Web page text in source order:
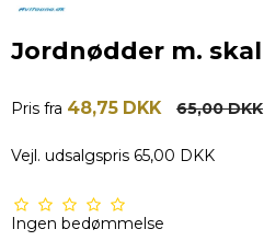
Jordnødder m. skal
Pris fra 48,75 DKK 65,00 DKK
Vejl. udsalgspris 65,00 DKK
Ingen bedømmelse